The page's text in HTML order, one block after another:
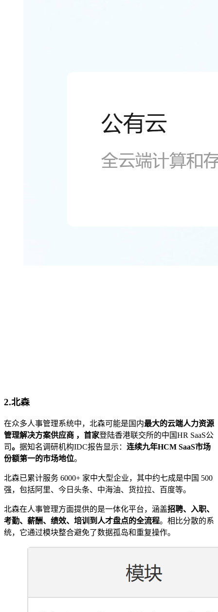
2.北森
在众多人事管理系统中，北森可能是国内最大的云端人力资源
管理解决方案供应商 ，首家登陆香港联交所的中国HR SaaS公
司。 据知名调研机构IDC报告显示： 连续九年HCM SaaS市场
份额第一的市场地位。
北森已累计服务 6000+ 家中大型企业，其中约七成是中国 500
强，包括阿里、今日头条、中海油、货拉拉、百度等。
北森在人事管理方面提供的是一体化平台，涵盖招聘、入职、
考勤、薪酬、绩效、培训到人才盘点的全流程。相比分散的系
统，它通过模块整合避免了数据孤岛和重复操作。